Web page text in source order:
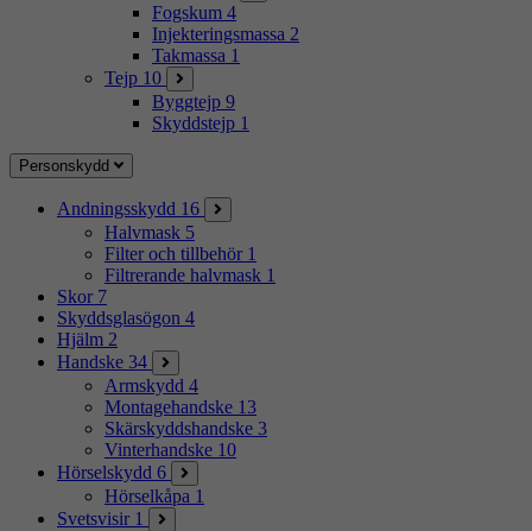
Fogskum 4
Injekteringsmassa 2
Takmassa 1
Tejp 10
Byggtejp 9
Skyddstejp 1
Personskydd
Andningsskydd 16
Halvmask 5
Filter och tillbehör 1
Filtrerande halvmask 1
Skor 7
Skyddsglasögon 4
Hjälm 2
Handske 34
Armskydd 4
Montagehandske 13
Skärskyddshandske 3
Vinterhandske 10
Hörselskydd 6
Hörselkåpa 1
Svetsvisir 1